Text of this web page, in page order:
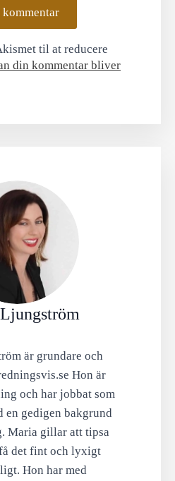
til at reducere
din kommentar bliver
är grundare och
Hon är
och har jobbat som
en gedigen bakgrund
Maria gillar att tipsa
det fint och lyxigt
Hon har med